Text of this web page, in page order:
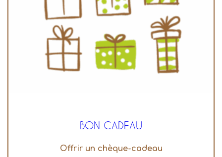
BON CADEAU
Offrir un chèque-cadeau